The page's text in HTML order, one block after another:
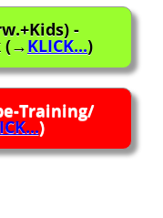
-
(→KLICK...)
Training/
)